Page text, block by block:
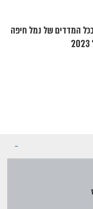
המדדים של נמל חיפה